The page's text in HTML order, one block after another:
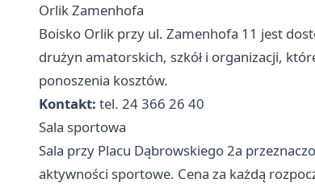
Orlik Zamenhofa
Boisko Orlik przy ul. Zamenhofa 11 jest
drużyn amatorskich, szkół i organizacji,
ponoszenia kosztów.
Kontakt: tel. 24 366 26 40
Sala sportowa
Sala przy Placu Dąbrowskiego 2a
aktywności sportowe. Cena za każdą